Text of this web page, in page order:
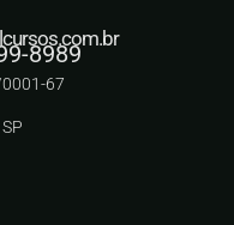
8989
67